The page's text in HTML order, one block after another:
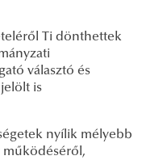
Ti dönthettek
választó és
is
nyílik mélyebb
működéséről,